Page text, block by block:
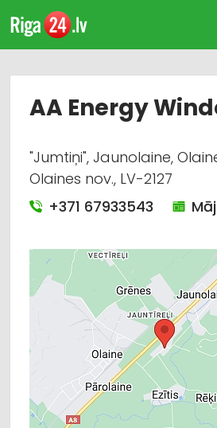
AA Energy
"Jumtiņi", Jaunolaine,
Olaines nov., LV-2127
+371 67933543